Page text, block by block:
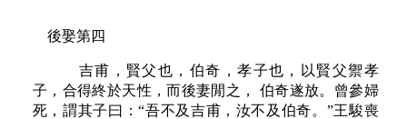
後娶第四
吉甫，賢父也，伯奇，孝子也，以賢父禦孝
子，合得終於天性，而後妻閒之， 伯奇遂放。曾參婦
死，謂其子曰：“吾不及吉甫，汝不及伯奇。”王駿喪